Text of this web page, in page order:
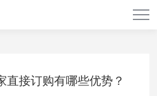
直接订购有哪些优势？